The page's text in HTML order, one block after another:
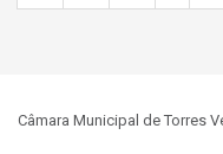
Câmara Municipal de Torres